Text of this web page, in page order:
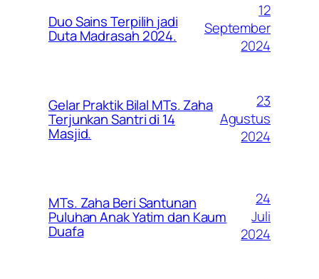
Duo Sains Terpilih jadi
Duta Madrasah 2024.
12
September
2024
Gelar Praktik Bilal MTs. Zaha
Terjunkan Santri di 14
Masjid.
23
Agustus
2024
MTs. Zaha Beri Santunan
Puluhan Anak Yatim dan Kaum
Duafa
24
Juli
2024